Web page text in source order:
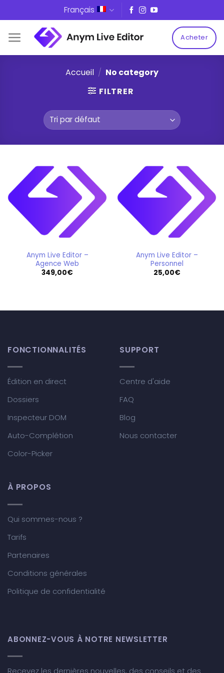
to
content
Français
Acheter
Accueil / No category
FILTRER
Anym Live Editor –
Agence Web
349,00€
Anym Live Editor –
Personnel
25,00€
FONCTIONNALITÉS
Édition en direct
Dossiers
Inspecteur DOM
Auto-Complétion
Color-Picker
SUPPORT
Centre d'aide
FAQ
Blog
Nous contacter
À PROPOS
Qui sommes-nous ?
Tarifs
Partenaires
Conditions générales
Politique de confidentialité
ABONNEZ-VOUS À NOTRE NEWSLETTER
Recevez les dernières nouvelles, des conseils et des